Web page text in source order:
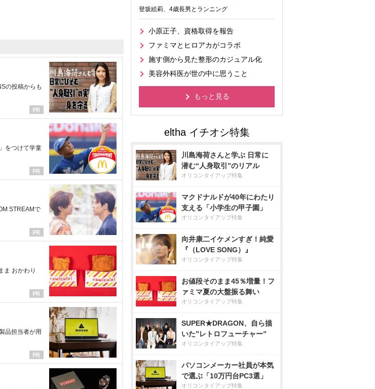
の投稿からも
をつけて学童
STREAMで
ま おかわり
品担当者が用
登坂絵莉、4歳長男とランニング
小原正子、資格取得を報告
ファミマとヒロアカがコラボ
施す側から見た整形のカジュアル化
美容外科医が世の中に思うこと
もっと見る
川島海荷さんと学ぶ 日常に
潜む“人身取引”のリアル
オリコンタイアップ特集
マクドナルドが40年にわたり
支える「小学生の甲子園」
オリコンタイアップ特集
向井康二イケメンすぎ！純愛
『（LOVE SONG）』
オリコンタイアップ特集
お値段そのまま45％増量！フ
ァミマ夏の大盤振る舞い
オリコンタイアップ特集
SUPER★DRAGON、自ら描
いた”レトロフューチャー”
オリコンタイアップ特集
パソコンメーカー社員が本気
で選ぶ「10万円台PC3選」
オリコンタイアップ特集